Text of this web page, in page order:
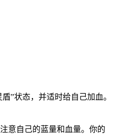
”状态，并适时给自己加血。
意自己的蓝量和血量。你的